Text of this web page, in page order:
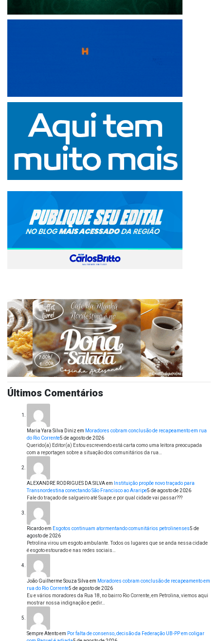
Últimos Comentários
Maria Yara Silva Dinizem Moradores cobram conclusão de recapeamento em rua
do Rio Corrente5 de agosto de 2026
Querido(a) Editor(a) Estou escrevendo está carta como uma leitora preocupada
com a reportagen sobre a situação dos comunitários da rua…
ALEXANDRE RODRIGUES DA SILVAem
Instituição propõe novo traçado para
Transnordestina conectando São Francisco ao Araripe5 de agosto de 2026
Fale do traçado de salgueiro até Suape.e por qual cidade vai passar???
Ricardoem Esgotos continuam atormentando comunitários petrolinenses5 de
agosto de 2026
Petrolina virou um esgoto ambulante. Todos os lugares que se anda nessa cidade
é esgoto estourado e nas redes sociais…
João Guilherme Souza Silva em Moradores cobram conclusão de recapeamento em
rua do Rio Corrente5 de agosto de 2026
Eu e vários moradores da Rua 18, no bairro Rio Corrente, em Petrolina, viemos aqui
mostrar nossa indignação e pedir…
Sempre Atentoem Por falta de consenso, decisão da Federação UB-PP em coligar